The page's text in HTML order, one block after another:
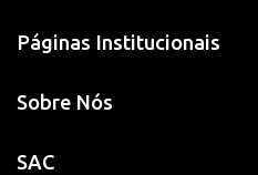
Páginas Institucionais
Sobre Nós
SAC